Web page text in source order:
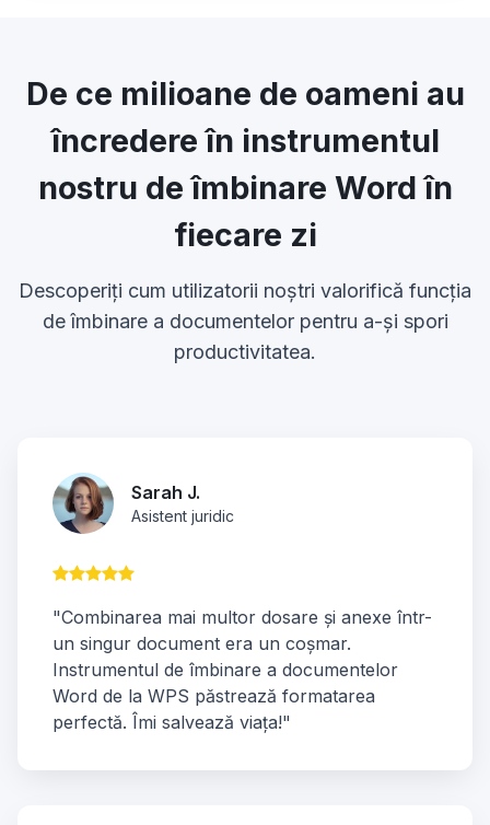
De ce milioane de oameni au
încredere în instrumentul
nostru de îmbinare Word în
fiecare zi
Descoperiți cum utilizatorii noștri valorifică funcția
de îmbinare a documentelor pentru a-și spori
productivitatea.
Sarah J.
Asistent juridic
"Combinarea mai multor dosare și anexe într-
un singur document era un coșmar.
Instrumentul de îmbinare a documentelor
Word de la WPS păstrează formatarea
perfectă. Îmi salvează viața!"